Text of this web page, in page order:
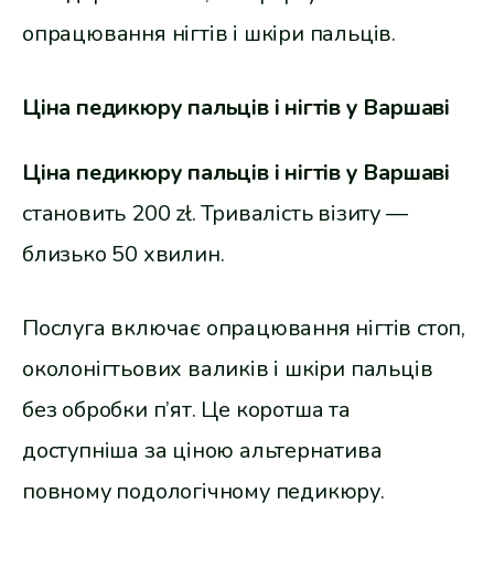
опрацювання нігтів і шкіри пальців.
Ціна педикюру пальців і нігтів у Варшаві
Ціна педикюру пальців і нігтів у Варшаві
становить 200 zł. Тривалість візиту —
близько 50 хвилин.
Послуга включає опрацювання нігтів стоп,
околонігтьових валиків і шкіри пальців
без обробки п’ят. Це коротша та
доступніша за ціною альтернатива
повному подологічному педикюру.